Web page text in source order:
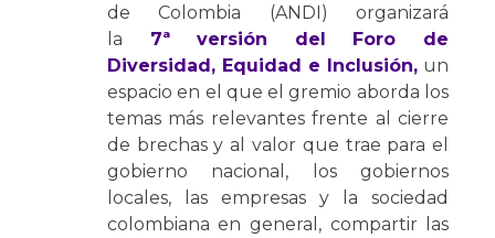
de Colombia (ANDI) organizará
la
7ª versión del Foro de
Diversidad, Equidad e Inclusión, un
espacio en el que el gremio aborda los
temas más relevantes frente al cierre
de brechas y al valor que trae para el
gobierno nacional, los gobiernos
locales, las empresas y la sociedad
colombiana en general, compartir las